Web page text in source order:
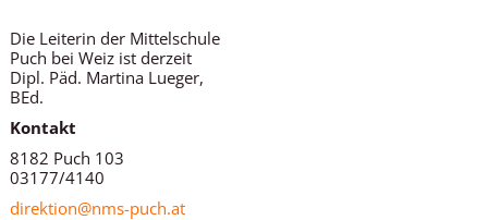
Die Leiterin der Mittelschule
Puch bei Weiz ist derzeit
Dipl. Päd. Martina Lueger,
BEd.
Kontakt
8182 Puch 103
03177/4140
direktion@nms-puch.at